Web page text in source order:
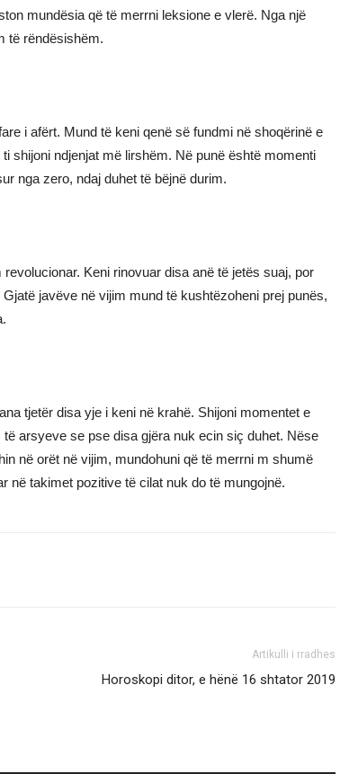
mundësia që të merrni leksione e vlerë. Nga një
të rëndësishëm.
i afërt. Mund të keni qenë së fundmi në shoqërinë e
shijoni ndjenjat më lirshëm. Në punë është momenti
nga zero, ndaj duhet të bëjnë durim.
Keni rinovuar disa anë të jetës suaj, por
javëve në vijim mund të kushtëzoheni prej punës,
tjetër disa yje i keni në krahë. Shijoni momentet e
arsyeve se pse disa gjëra nuk ecin siç duhet. Nëse
në orët në vijim, mundohuni që të merrni m shumë
në takimet pozitive të cilat nuk do të mungojnë.
Artikulli i rradhes
Horoskopi ditor, e hënë 16 shtator 2019